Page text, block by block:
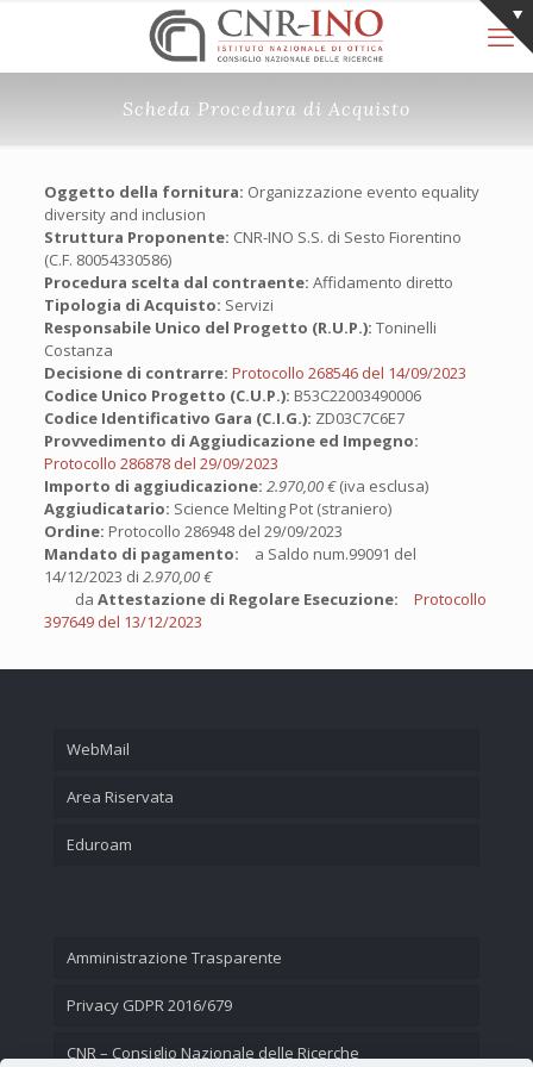
Scheda Procedura di Acquisto
Oggetto della fornitura: Organizzazione evento equality
diversity and inclusion
Struttura Proponente: CNR-INO S.S. di Sesto Fiorentino
(C.F. 80054330586)
Procedura scelta dal contraente: Affidamento diretto
Tipologia di Acquisto: Servizi
Responsabile Unico del Progetto (R.U.P.): Toninelli
Costanza
Decisione di contrarre: Protocollo 268546 del 14/09/2023
Codice Unico Progetto (C.U.P.): B53C22003490006
Codice Identificativo Gara (C.I.G.): ZD03C7C6E7
Provvedimento di Aggiudicazione ed Impegno:
Protocollo 286878 del 29/09/2023
Importo di aggiudicazione: 2.970,00 €(iva esclusa)
Aggiudicatario: Science Melting Pot (straniero)
Ordine: Protocollo 286948 del 29/09/2023
Mandato di pagamento: a Saldo num.99091 del
14/12/2023 di 2.970,00 €
da Attestazione di Regolare Esecuzione:
Protocollo
397649 del 13/12/2023
WebMail
Area Riservata
Eduroam
Amministrazione Trasparente
Privacy GDPR 2016/679
CNR – Consiglio Nazionale delle Ricerche